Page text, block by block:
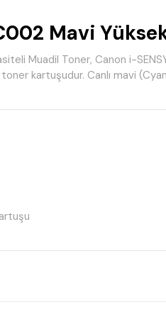
Mavi
Muadil Toner, Canon i-
kartuşudur. Canlı mavi